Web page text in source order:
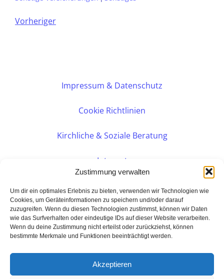
Zustimmung verwalten
Um dir ein optimales Erlebnis zu bieten, verwenden wir Technologien wie
Cookies, um Geräteinformationen zu speichern und/oder darauf
zuzugreifen. Wenn du diesen Technologien zustimmst, können wir Daten
wie das Surfverhalten oder eindeutige IDs auf dieser Website verarbeiten.
Wenn du deine Zustimmung nicht erteilst oder zurückziehst, können
bestimmte Merkmale und Funktionen beeinträchtigt werden.
Akzeptieren
Vorheriger
Impressum & Datenschutz
Cookie Richtlinien
Kirchliche & Soziale Beratung
Intranet
PERSÖNLICHE BERATUNG
BarmeniaGothaer Agentur Rudolf